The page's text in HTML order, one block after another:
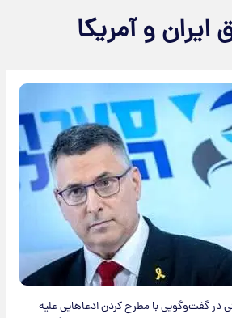
و آمریکا
در گفت‌وگویی با مطرح کردن ادعاهایی علیه